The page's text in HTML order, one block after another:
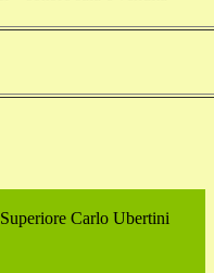
Carlo Ubertini